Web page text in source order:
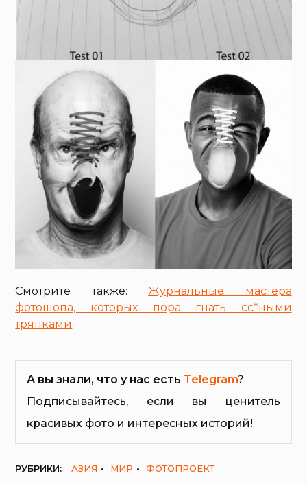
Смотрите также: Журнальные мастера
фотошопа, которых пора гнать сс*ными
тряпками
А вы знали, что у нас есть Telegram?
Подписывайтесь, если вы ценитель
красивых фото и интересных историй!
РУБРИКИ: АЗИЯ МИР
ФОТОПРОЕКТ